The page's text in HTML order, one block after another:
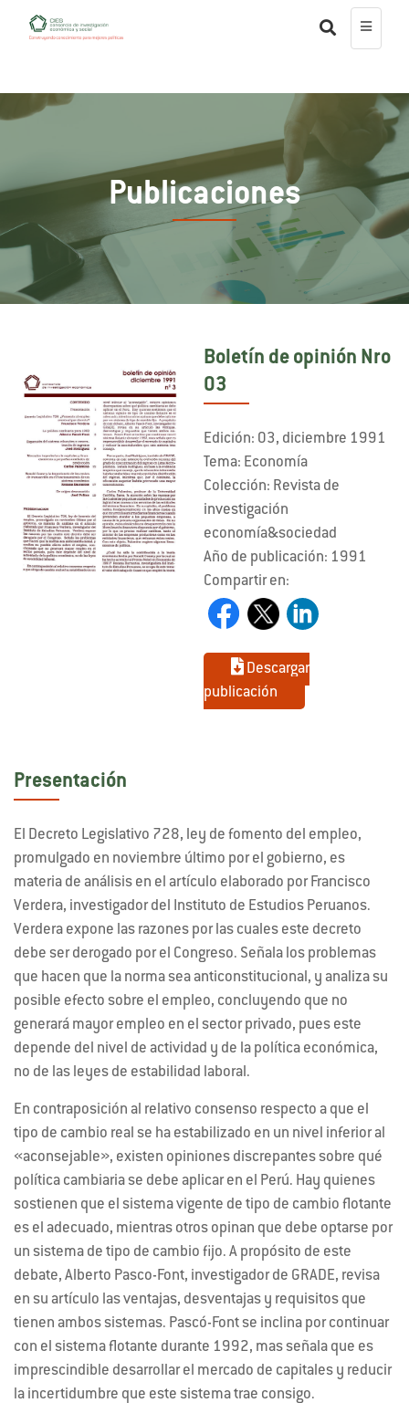
Publicaciones
Boletín de opinión Nro
03
Edición: 03, diciembre 1991
Tema: Economía
Colección: Revista de
investigación
economía&sociedad
Año de publicación: 1991
Compartir en:
Descargar
publicación
Presentación
El Decreto Legislativo 728, ley de fomento del empleo,
promulgado en noviembre último por el gobierno, es
materia de análisis en el artículo elaborado por Francisco
Verdera, investigador del Instituto de Estudios Peruanos.
Verdera expone las razones por las cuales este decreto
debe ser derogado por el Congreso. Señala los problemas
que hacen que la norma sea anticonstitucional, y analiza su
posible efecto sobre el empleo, concluyendo que no
generará mayor empleo en el sector privado, pues este
depende del nivel de actividad y de la política económica,
no de las leyes de estabilidad laboral.
En contraposición al relativo consenso respecto a que el
tipo de cambio real se ha estabilizado en un nivel inferior al
«aconsejable», existen opiniones discrepantes sobre qué
política cambiaria se debe aplicar en el Perú. Hay quienes
sostienen que el sistema vigente de tipo de cambio flotante
es el adecuado, mientras otros opinan que debe optarse por
un sistema de tipo de cambio fijo. A propósito de este
debate, Alberto Pasco-Font, investigador de GRADE, revisa
en su artículo las ventajas, desventajas y requisitos que
tienen ambos sistemas. Pascó-Font se inclina por continuar
con el sistema flotante durante 1992, mas señala que es
imprescindible desarrollar el mercado de capitales y reducir
la incertidumbre que este sistema trae consigo.